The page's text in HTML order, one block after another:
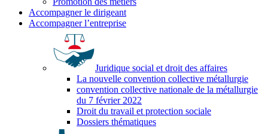
Accompagner le dirigeant
Accompagner l’entreprise
Juridique social et droit des affaires
La nouvelle convention collective métallurgie
convention collective nationale de la métallurgie
du 7 février 2022
Droit du travail et protection sociale
Dossiers thématiques